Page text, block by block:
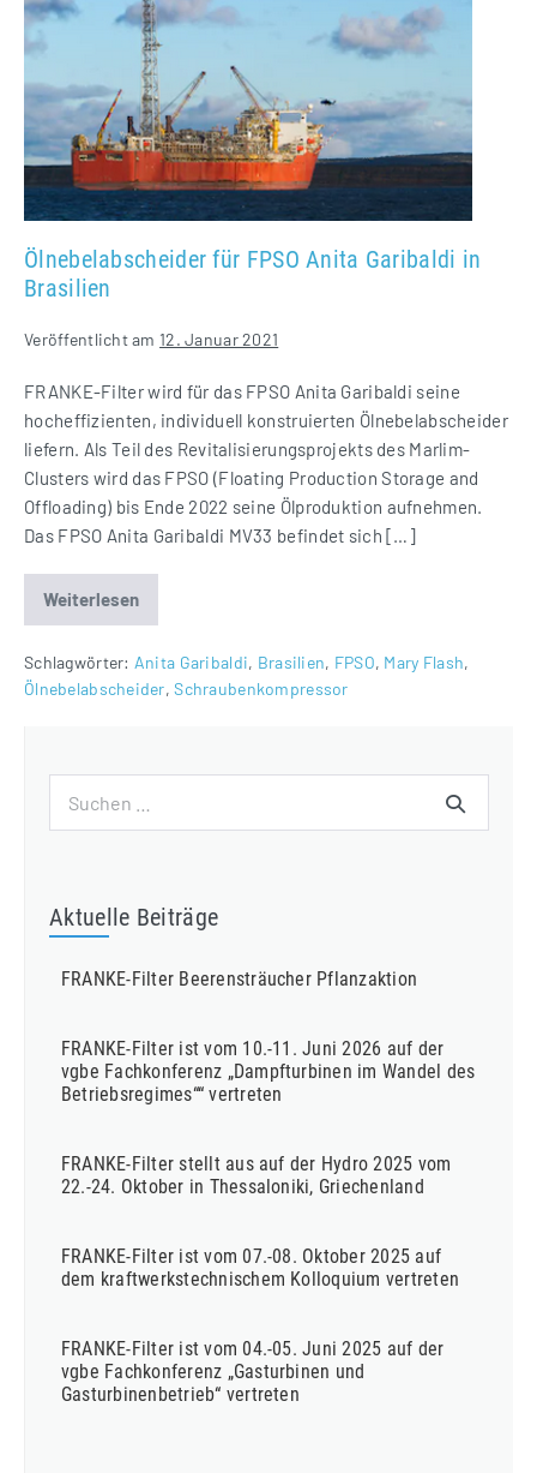
für
FPSO
Anita
Garibaldi
in
Brasilien
Ölnebelabscheider für FPSO Anita Garibaldi in
Brasilien
Veröffentlicht am 12. Januar 2021
FRANKE-Filter wird für das FPSO Anita Garibaldi seine
hocheffizienten, individuell konstruierten Ölnebelabscheider
liefern. Als Teil des Revitalisierungsprojekts des Marlim-
Clusters wird das FPSO (Floating Production Storage and
Offloading) bis Ende 2022 seine Ölproduktion aufnehmen.
Das FPSO Anita Garibaldi MV33 befindet sich […]
WeiterlesenÖlnebelabscheider
für
Anita
Garibaldi
in
Schlagwörter: Anita Garibaldi, Brasilien, FPSO, Mary Flash,
Ölnebelabscheider,Schraubenkompressor
nach:
Aktuelle Beiträge
FRANKE-Filter Beerensträucher Pflanzaktion
FRANKE-Filter ist vom 10.-11. Juni 2026 auf der
vgbe Fachkonferenz „Dampfturbinen im Wandel des
Betriebsregimes““ vertreten
FRANKE-Filter stellt aus auf der Hydro 2025 vom
22.-24. Oktober in Thessaloniki, Griechenland
FRANKE-Filter ist vom 07.-08. Oktober 2025 auf
dem kraftwerkstechnischem Kolloquium vertreten
FRANKE-Filter ist vom 04.-05. Juni 2025 auf der
vgbe Fachkonferenz „Gasturbinen und
Gasturbinenbetrieb“ vertreten